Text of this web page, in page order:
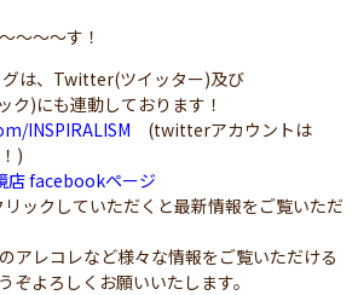
～～～す！
は、Twitter(ツイッター)及び
)にも連動しております！
INSPIRALISM (twitterアカウントは
)
店 facebookページ
ックしていただくと最新情報をご覧いただ
アレコレなど様々な情報をご覧いただける
ぞよろしくお願いいたします。